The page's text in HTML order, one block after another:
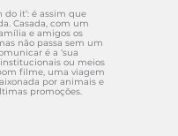
do it’: é assim que
Casada, com um
e amigos os
não passa sem um
é a ‘sua
institucionais ou meios
filme, uma viagem
por animais e
promoções.